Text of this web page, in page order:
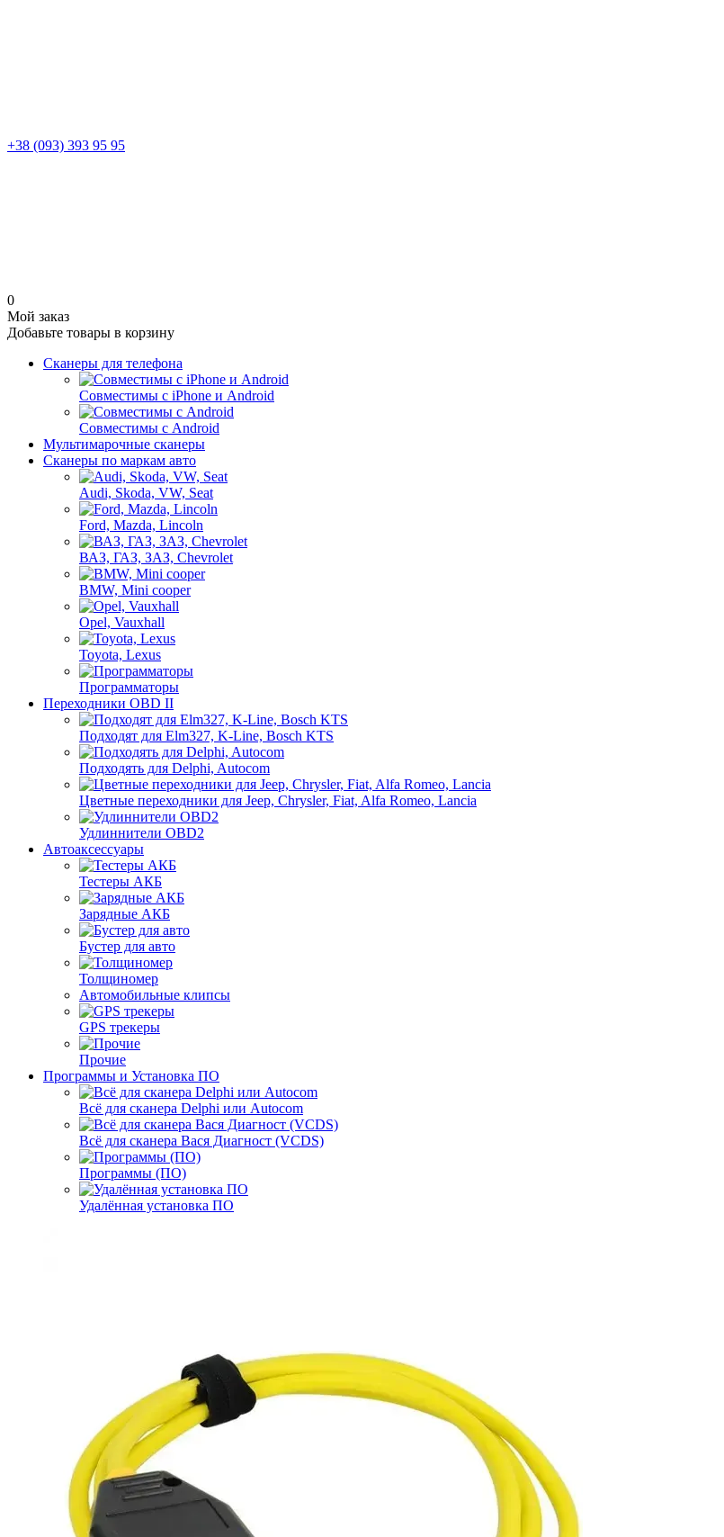
+38 (093) 393 95 95
0
Мой заказ
Добавьте товары в корзину
Сканеры для телефона
Совместимы с iPhone и Android
Совместимы с Android
Мультимарочные сканеры
Сканеры по маркам авто
Audi, Skoda, VW, Seat
Ford, Mazda, Lincoln
ВАЗ, ГАЗ, ЗАЗ, Chevrolet
BMW, Mini cooper
Opel, Vauxhall
Toyota, Lexus
Программаторы
Переходники OBD II
Подходят для Elm327, K-Line, Bosch KTS
Подходять для Delphi, Autocom
Цветные переходники для Jeep, Chrysler, Fiat, Alfa Romeo, Lancia
Удлиннители OBD2
Автоаксессуары
Тестеры АКБ
Зарядные АКБ
Бустер для авто
Толщиномер
Автомобильные клипсы
GPS трекеры
Прочие
Программы и Установка ПО
Всё для сканера Delphi или Autocom
Всё для сканера Вася Диагност (VCDS)
Программы (ПО)
Удалённая установка ПО